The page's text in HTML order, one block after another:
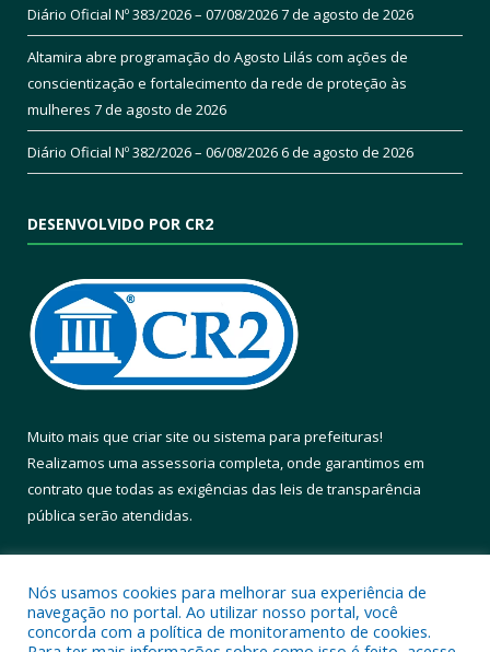
Diário Oficial Nº 383/2026 – 07/08/20267 de agosto de 2026
Altamira abre programação do Agosto Lilás com ações de
conscientização e fortalecimento da rede de proteção às
mulheres 7 de agosto de 2026
Diário Oficial Nº 382/2026 – 06/08/20266 de agosto de 2026
DESENVOLVIDO POR CR2
Muito mais que criar site ou sistema para prefeituras!
Realizamos uma assessoria completa, onde garantimos em
contrato que todas as exigências das leis de transparência
pública serão atendidas.
Nós usamos cookies para melhorar sua experiência de
navegação no portal. Ao utilizar nosso portal, você
concorda com a política de monitoramento de cookies.